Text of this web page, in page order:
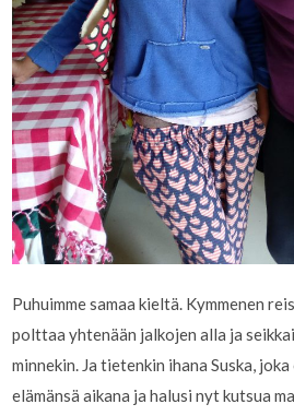
Puhuimme samaa kieltä. Kymmenen
polttaa yhtenään jalkojen alla ja
minnekin. Ja tietenkin ihana Suska,
elämänsä aikana ja halusi nyt kutsua